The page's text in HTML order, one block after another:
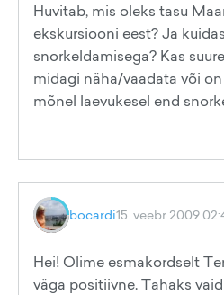
Huvitab, mis oleks tasu
ekskursiooni eest? Ja
snorkeldamisega? Kas
midagi näha/vaadata või
mõnel laevukesel end
bocardi15. veebr 2009
Hei! Olime esmakordselt
väga positiivne. Tahaks